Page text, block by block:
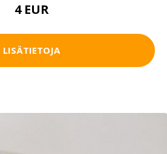
4 EUR
LISÄTIETOJA